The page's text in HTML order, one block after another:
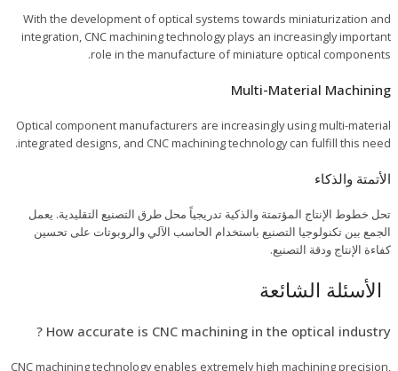
With the development of optical systems towards miniaturization and
integration, CNC machining technology plays an increasingly important
role in the manufacture of miniature optical components.
Multi-Material Machining
Optical component manufacturers are increasingly using multi-material
integrated designs, and CNC machining technology can fulfill this need.
الأتمتة والذكاء
تحل خطوط الإنتاج المؤتمتة والذكية تدريجياً محل طرق التصنيع التقليدية. يعمل
الجمع بين تكنولوجيا التصنيع باستخدام الحاسب الآلي والروبوتات على تحسين
كفاءة الإنتاج ودقة التصنيع.
الأسئلة الشائعة
How accurate is CNC machining in the optical industry ?
CNC machining technology enables extremely high machining precision,